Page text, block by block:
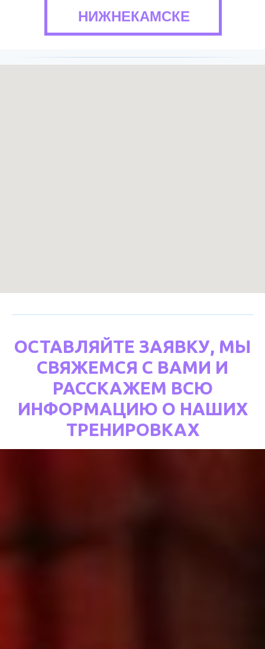
НИЖНЕКАМСКЕ
ОСТАВЛЯЙТЕ ЗАЯВКУ, МЫ
СВЯЖЕМСЯ С ВАМИ И
РАССКАЖЕМ ВСЮ
ИНФОРМАЦИЮ О НАШИХ
ТРЕНИРОВКАХ